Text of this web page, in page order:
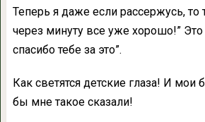
Теперь я даже если рассержусь,
через минуту все уже хорошо!”
спасибо тебе за это”.
Как светятся детские глаза! И мои
бы мне такое сказали!